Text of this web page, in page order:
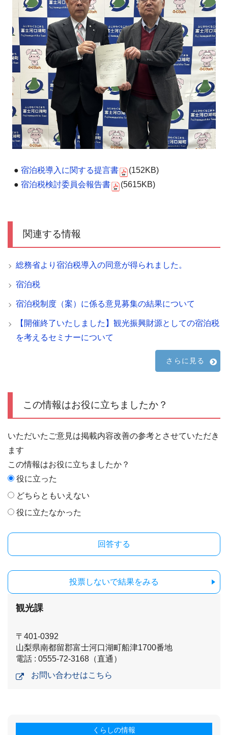
● 宿泊税導入に関する提言書
(152KB)
● 宿泊税検討委員会報告書 (5615KB)
関連する情報
総務省より宿泊税導入の同意が得られました。
宿泊税
宿泊税制度（案）に係る意見募集の結果について
【開催終了いたしました】観光振興財源としての宿泊税
を考えるセミナーについて
さらに見る
この情報はお役に立ちましたか？
いただいたご意見は掲載内容改善の参考とさせていただき
ます
この情報はお役に立ちましたか？
役に立った
どちらともいえない
役に立たなかった
投票しないで結果をみる
観光課
〒401-0392
山梨県南都留郡富士河口湖町船津1700番地
電話 : 0555-72-3168（直通）
お問い合わせはこちら
くらしの情報